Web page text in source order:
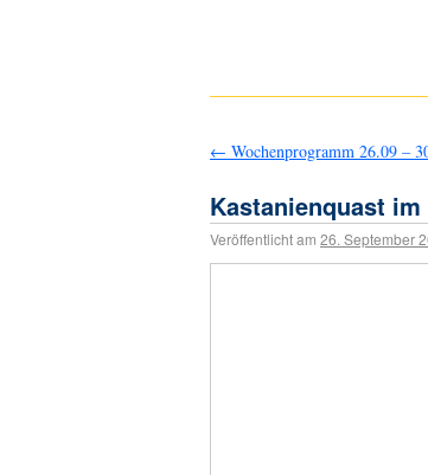
← Wochenprogramm 26.09 –
Kastanienquast im
Veröffentlicht am 26. September